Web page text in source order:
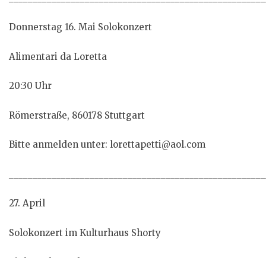
Donnerstag 16. Mai Solokonzert
Alimentari da Loretta
20:30 Uhr
Römerstraße, 860178 Stuttgart
Bitte anmelden unter: lorettapetti@aol.com
27. April
Solokonzert im Kulturhaus Shorty